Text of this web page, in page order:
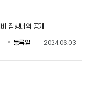
집행내역 공개
등록일 2024.06.03